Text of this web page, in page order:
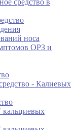
носа
ОРЗ и
- Калиевых